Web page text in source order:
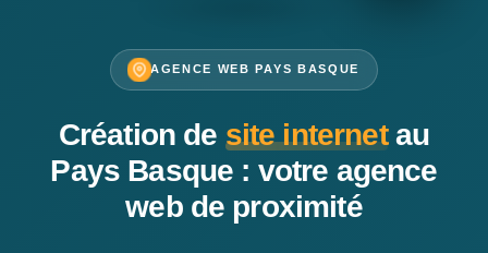
AGENCE WEB PAYS BASQUE
Création de site internetau
Pays Basque : votre agence
web de proximité